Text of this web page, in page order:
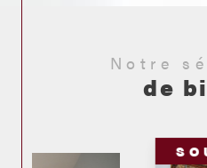
Notre
de
SOUS-